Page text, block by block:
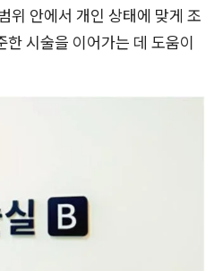
위 안에서 개인 상태에 맞게 조
시술을 이어가는 데 도움이